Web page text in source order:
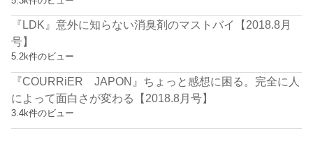
『LDK』意外に知らない消臭剤のマストバイ【2018.8月
号】
5.2k件のビュー
『COURRiER JAPON』ちょっと感想に困る。完全に人
によって面白さが変わる【2018.8月号】
3.4k件のビュー